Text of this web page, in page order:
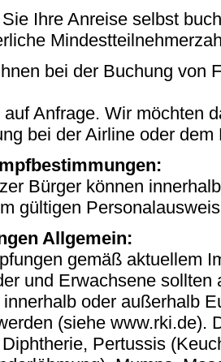
Ihre Anreise selbst
bei der Buchung von
Anfrage. Wir möchten
bei der Airline oder
Bürger können
gültigen
Allgemein:
gemäß aktuellem
und Erwachsene sollten
oder außerhalb
(siehe www.rki.de).
Pertussis